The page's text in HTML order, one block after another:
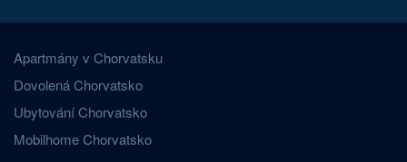
Apartmány v Chorvatsku
Dovolená Chorvatsko
Ubytování Chorvatsko
Mobilhome Chorvatsko